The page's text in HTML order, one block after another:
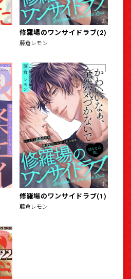
修羅場のワンサイドラブ(2)
藤倉レモン
修羅場のワンサイドラブ(1)
藤倉レモン